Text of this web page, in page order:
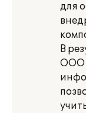
для
В
ООО